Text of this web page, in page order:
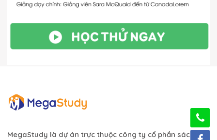
MegaStudy là dự án trực thuộc công ty cổ phần sách và